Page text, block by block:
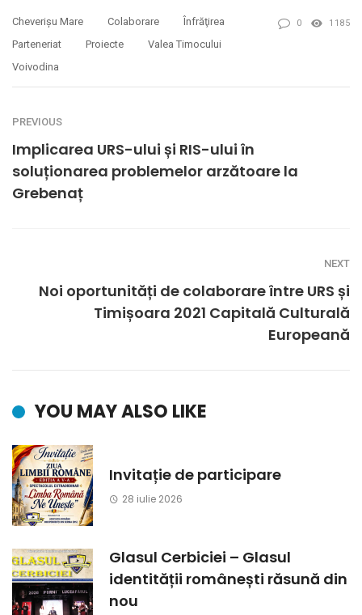
Cheverişu Mare Colaborare
Înfrăţirea
Parteneriat
Proiecte
Valea Timocului
Voivodina
0 1185
PREVIOUS
Implicarea URS-ului și RIS-ului în
soluționarea problemelor arzătoare la
Grebenaț
NEXT
Noi oportunități de colaborare între URS și
Timișoara 2021 Capitală Culturală
Europeană
YOU MAY ALSO LIKE
Invitație de participare
28 iulie 2026
Glasul Cerbiciei – Glasul
identității românești răsună din
nou